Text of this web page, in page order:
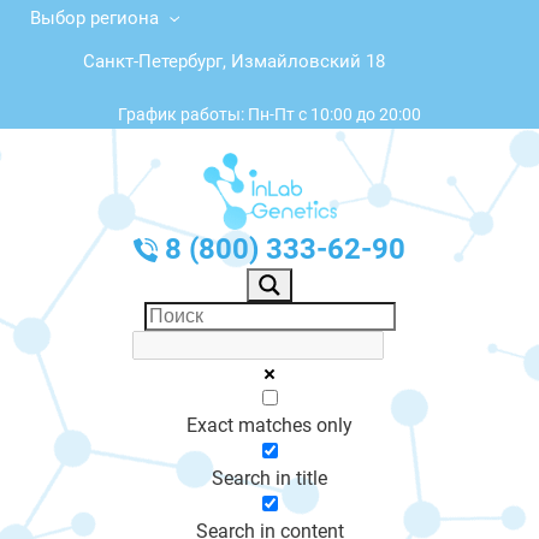
Выбор региона
Санкт-Петербург, Измайловский 18
График работы: Пн-Пт с 10:00 до 20:00
8 (800) 333-62-90
Exact matches only
Search in title
Search in content